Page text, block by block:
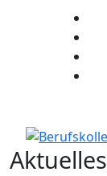
Aktuelles